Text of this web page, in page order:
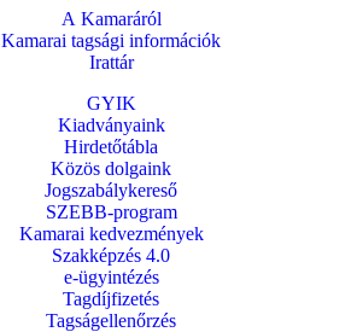
A Kamaráról
Kamarai tagsági információk
Irattár
GYIK
Kiadványaink
Hirdetőtábla
Közös dolgaink
Jogszabálykereső
SZEBB-program
Kamarai kedvezmények
Szakképzés 4.0
e-ügyintézés
Tagdíjfizetés
Tagságellenőrzés